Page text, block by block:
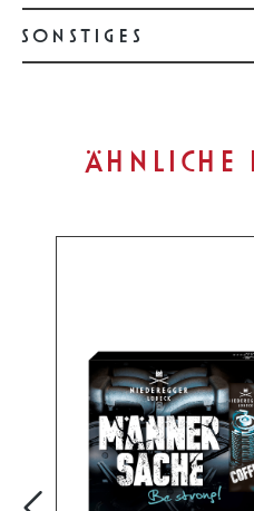
SONSTIGES
Produktgalerie
ÄHNLICHE